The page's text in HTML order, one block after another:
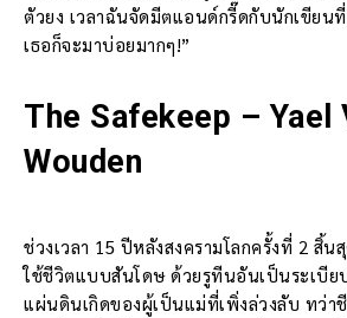
ตัวยง เวลาฉันจัดมีตแอนด์กรี๊ดกับนักเขียน
เธอก็จะมาบ่อยมากๆ!”
The Safekeep – Yael
Wouden
ช่วงเวลา 15 ปีหลังสงครามโลกครั้งที่ 2 สิ้น
ใช้ชีวิตแบบสันโดษ ด้วยรูทีนอันเป็นระเบีย
แผ่นดินเกิดของผู้เป็นแม่ที่เพิ่งล่วงลับ ทว่า